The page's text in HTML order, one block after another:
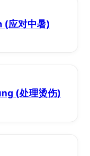
(应对中暑)
(处理烫伤)